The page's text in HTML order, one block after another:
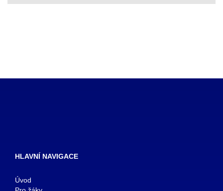
HLAVNÍ NAVIGACE
Úvod